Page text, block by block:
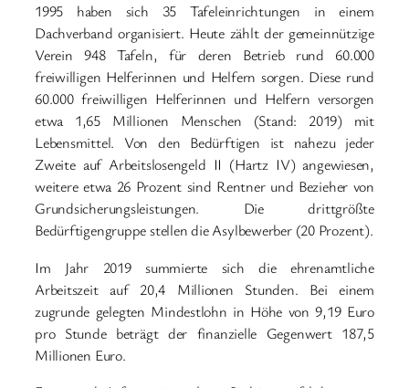
1995 haben sich 35 Tafeleinrichtungen in einem
Dachverband organisiert. Heute zählt der gemeinnützige
Verein 948 Tafeln, für deren Betrieb rund 60.000
freiwilligen Helferinnen und Helfern sorgen. Diese rund
60.000 freiwilligen Helferinnen und Helfern versorgen
etwa 1,65 Millionen Menschen (Stand: 2019) mit
Lebensmittel. Von den Bedürftigen ist nahezu jeder
Zweite auf Arbeitslosengeld II (Hartz IV) angewiesen,
weitere etwa 26 Prozent sind Rentner und Bezieher von
Grundsicherungsleistungen. Die drittgrößte
Bedürftigengruppe stellen die Asylbewerber (20 Prozent).
Im Jahr 2019 summierte sich die ehrenamtliche
Arbeitszeit auf 20,4 Millionen Stunden. Bei einem
zugrunde gelegten Mindestlohn in Höhe von 9,19 Euro
pro Stunde beträgt der finanzielle Gegenwert 187,5
Millionen Euro.